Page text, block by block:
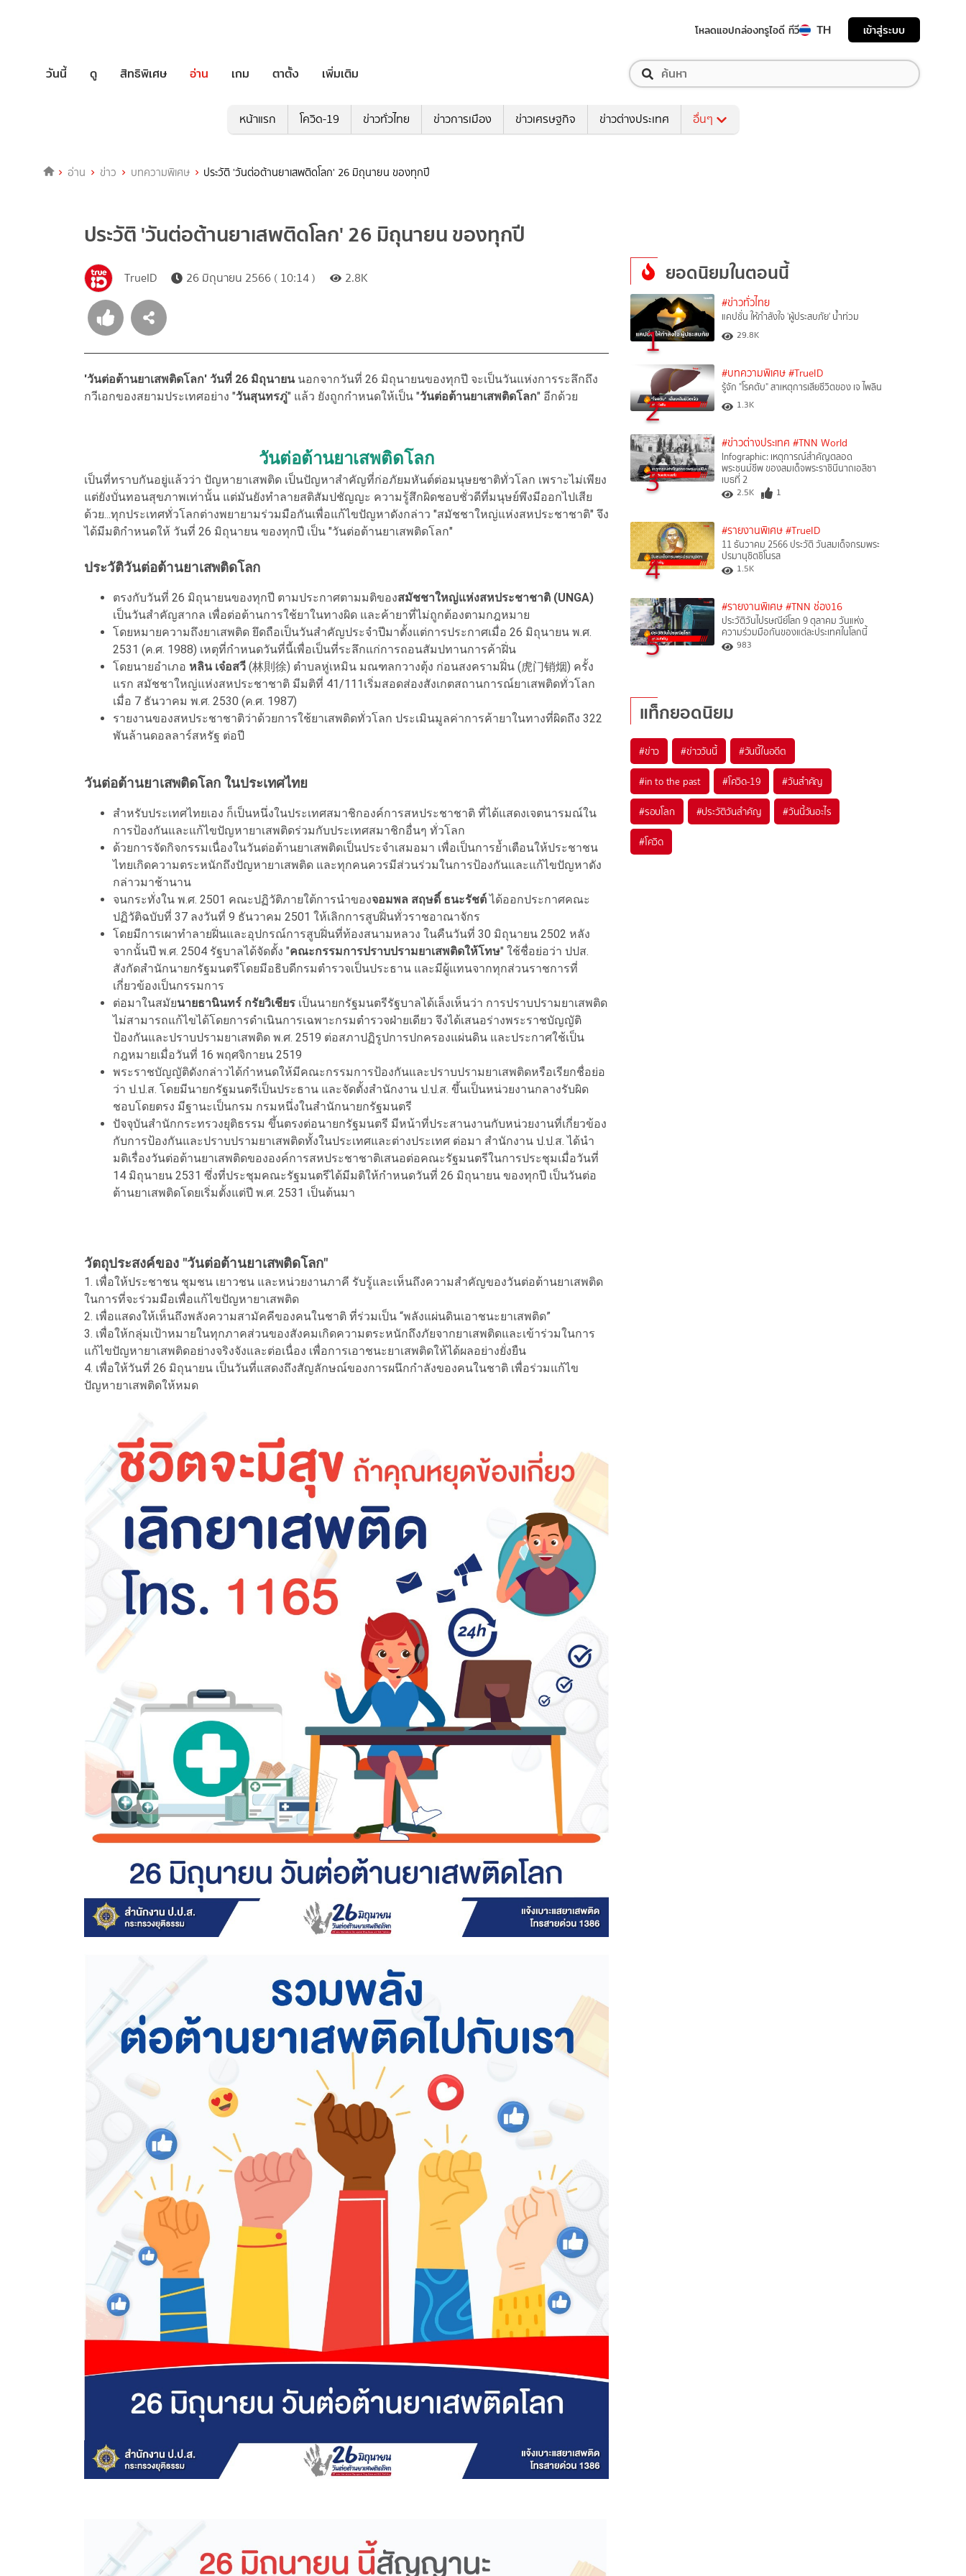
โหลดแอปกล่องทรูไอดี ทีวี TH เข้าสู่ระบบ
วันนี้ ดู สิทธิพิเศษ อ่าน เกม ตาตั้ง เพิ่มเติม
หน้าแรก โควิด-19 ข่าวทั่วไทย ข่าวการเมือง ข่าวเศรษฐกิจ ข่าวต่างประเทศ อื่นๆ
อ่าน ข่าว บทความพิเศษ ประวัติ 'วันต่อต้านยาเสพติดโลก' 26 มิถุนายน ของทุกปี
ประวัติ 'วันต่อต้านยาเสพติดโลก' 26 มิถุนายน ของทุกปี
TrueID 26 มิถุนายน 2566 ( 10:14 ) 2.8K
'วันต่อต้านยาเสพติดโลก' วันที่ 26 มิถุนายนนอกจากวันที่ 26 มิถุนายนของทุกปี จะเป็นวันแห่งการระลึกถึง
กวีเอกของสยามประเทศอย่าง "วันสุนทรภู่" แล้ว ยังถูกกำหนดให้เป็น "วันต่อต้านยาเสพติดโลก" อีกด้วย
วันต่อต้านยาเสพติดโลก
เป็นที่ทราบกันอยู่แล้วว่า ปัญหายาเสพติด เป็นปัญหาสำคัญที่ก่อภัยมหันต์ต่อมนุษยชาติทั่วโลก เพราะไม่เพียง
แต่ยังบั่นทอนสุขภาพเท่านั้น แต่มันยังทำลายสติสัมปชัญญะ ความรู้สึกผิดชอบชั่วดีที่มนุษย์พึงมีออกไปเสีย
ด้วย...ทุกประเทศทั่วโลกต่างพยายามร่วมมือกันเพื่อแก้ไขปัญหาดังกล่าว "สมัชชาใหญ่แห่งสหประชาชาติ" จึง
ได้มีมติกำหนดให้ วันที่ 26 มิถุนายน ของทุกปี เป็น "วันต่อต้านยาเสพติดโลก"
ประวัติวันต่อต้านยาเสพติดโลก
ตรงกับวันที่ 26 มิถุนายนของทุกปี ตามประกาศตามมติของสมัชชาใหญ่แห่งสหประชาชาติ (UNGA)
เป็นวันสำคัญสากล เพื่อต่อต้านการใช้ยาในทางผิด และค้ายาที่ไม่ถูกต้องตามกฎหมาย
โดยหมายความถึงยาเสพติด ยึดถือเป็นวันสำคัญประจำปีมาตั้งแต่การประกาศเมื่อ 26 มิถุนายน พ.ศ.
2531 (ค.ศ. 1988) เหตุที่กำหนดวันที่นี้เพื่อเป็นที่ระลึกแก่การถอนสัมปทานการค้าฝิ่น
โดยนายอำเภอ หลิน เจ๋อสวี (林則徐) ตำบลหู่เหมิน มณฑลกวางตุ้ง ก่อนสงครามฝิ่น (虎门销烟) ครั้ง
แรก สมัชชาใหญ่แห่งสหประชาชาติ มีมติที่ 41/111เริ่มสอดส่องสังเกตสถานการณ์ยาเสพติดทั่วโลก
เมื่อ 7 ธันวาคม พ.ศ. 2530 (ค.ศ. 1987)
รายงานของสหประชาชาติว่าด้วยการใช้ยาเสพติดทั่วโลก ประเมินมูลค่าการค้ายาในทางที่ผิดถึง 322
พันล้านดอลลาร์สหรัฐ ต่อปี
วันต่อต้านยาเสพติดโลก ในประเทศไทย
สำหรับประเทศไทยเอง ก็เป็นหนึ่งในประเทศสมาชิกองค์การสหประชาชาติ ที่ได้แสดงเจตนารมณ์ใน
การป้องกันและแก้ไขปัญหายาเสพติดร่วมกับประเทศสมาชิกอื่นๆ ทั่วโลก
ด้วยการจัดกิจกรรมเนื่องในวันต่อต้านยาเสพติดเป็นประจำเสมอมา เพื่อเป็นการย้ำเตือนให้ประชาชน
ไทยเกิดความตระหนักถึงปัญหายาเสพติด และทุกคนควรมีส่วนร่วมในการป้องกันและแก้ไขปัญหาดัง
กล่าวมาช้านาน
จนกระทั่งใน พ.ศ. 2501 คณะปฏิวัติภายใต้การนำของจอมพล สฤษดิ์ ธนะรัชต์ได้ออกประกาศคณะ
ปฏิวัติฉบับที่ 37 ลงวันที่ 9 ธันวาคม 2501 ให้เลิกการสูบฝิ่นทั่วราชอาณาจักร
โดยมีการเผาทำลายฝิ่นและอุปกรณ์การสูบฝิ่นที่ท้องสนามหลวง ในคืนวันที่ 30 มิถุนายน 2502 หลัง
จากนั้นปี พ.ศ. 2504 รัฐบาลได้จัดตั้ง "คณะกรรมการปราบปรามยาเสพติดให้โทษ" ใช้ชื่อย่อว่า ปปส.
สังกัดสำนักนายกรัฐมนตรีโดยมีอธิบดีกรมตำรวจเป็นประธาน และมีผู้แทนจากทุกส่วนราชการที่
เกี่ยวข้องเป็นกรรมการ
ต่อมาในสมัยนายธานินทร์ กรัยวิเชียร เป็นนายกรัฐมนตรีรัฐบาลได้เล็งเห็นว่า การปราบปรามยาเสพติด
ไม่สามารถแก้ไขได้โดยการดำเนินการเฉพาะกรมตำรวจฝ่ายเดียว จึงได้เสนอร่างพระราชบัญญัติ
ป้องกันและปราบปรามยาเสพติด พ.ศ. 2519 ต่อสภาปฏิรูปการปกครองแผ่นดิน และประกาศใช้เป็น
กฎหมายเมื่อวันที่ 16 พฤศจิกายน 2519
พระราชบัญญัติดังกล่าวได้กำหนดให้มีคณะกรรมการป้องกันและปราบปรามยาเสพติดหรือเรียกชื่อย่อ
ว่า ป.ป.ส. โดยมีนายกรัฐมนตรีเป็นประธาน และจัดตั้งสำนักงาน ป.ป.ส. ขึ้นเป็นหน่วยงานกลางรับผิด
ชอบโดยตรง มีฐานะเป็นกรม กรมหนึ่งในสำนักนายกรัฐมนตรี
ปัจจุบันสำนักกระทรวงยุติธรรม ขึ้นตรงต่อนายกรัฐมนตรี มีหน้าที่ประสานงานกับหน่วยงานที่เกี่ยวข้อง
กับการป้องกันและปราบปรามยาเสพติดทั้งในประเทศและต่างประเทศ ต่อมา สำนักงาน ป.ป.ส. ได้นำ
มติเรื่องวันต่อต้านยาเสพติดขององค์การสหประชาชาติเสนอต่อคณะรัฐมนตรีในการประชุมเมื่อวันที่
14 มิถุนายน 2531 ซึ่งที่ประชุมคณะรัฐมนตรีได้มีมติให้กำหนดวันที่ 26 มิถุนายน ของทุกปี เป็นวันต่อ
ต้านยาเสพติดโดยเริ่มตั้งแต่ปี พ.ศ. 2531 เป็นต้นมา
วัตถุประสงค์ของ "วันต่อต้านยาเสพติดโลก"
1. เพื่อให้ประชาชน ชุมชน เยาวชน และหน่วยงานภาคี รับรู้และเห็นถึงความสำคัญของวันต่อต้านยาเสพติด
ในการที่จะร่วมมือเพื่อแก้ไขปัญหายาเสพติด
2. เพื่อแสดงให้เห็นถึงพลังความสามัคคีของคนในชาติ ที่ร่วมเป็น “พลังแผ่นดินเอาชนะยาเสพติด”
3. เพื่อให้กลุ่มเป้าหมายในทุกภาคส่วนของสังคมเกิดความตระหนักถึงภัยจากยาเสพติดและเข้าร่วมในการ
แก้ไขปัญหายาเสพติดอย่างจริงจังและต่อเนื่อง เพื่อการเอาชนะยาเสพติดให้ได้ผลอย่างยั่งยืน
4. เพื่อให้วันที่ 26 มิถุนายน เป็นวันที่แสดงถึงสัญลักษณ์ของการผนึกกำลังของคนในชาติ เพื่อร่วมแก้ไข
ปัญหายาเสพติดให้หมด
ยอดนิยมในตอนนี้
1
#ข่าวทั่วไทย
แคปชั่น ให้กำลังใจ 'ผู้ประสบภัย' น้ำท่วม
29.8K
2
#บทความพิเศษ #TrueID
รู้จัก "โรคตับ" สาเหตุการเสียชีวิตของ เจ ไพลิน
1.3K
3
#ข่าวต่างประเทศ #TNN World
Infographic: เหตุการณ์สำคัญตลอด
พระชนม์ชีพ ของสมเด็จพระราชินีนาถเอลิซา
เบธที่ 2
2.5K 1
4
#รายงานพิเศษ #TrueID
11 ธันวาคม 2566 ประวัติ วันสมเด็จกรมพระ
ปรมานุชิตชิโนรส
1.5K
5
#รายงานพิเศษ #TNN ช่อง16
ประวัติวันไปรษณีย์โลก 9 ตุลาคม วันแห่ง
ความร่วมมือกันของแต่ละประเทศในโลกนี้
983
แท็กยอดนิยม
#ข่าว #ข่าววันนี้ #วันนี้ในอดีต
#in to the past #โควิด-19 #วันสำคัญ
#รอบโลก #ประวัติวันสำคัญ #วันนี้วันอะไร
#โควิด